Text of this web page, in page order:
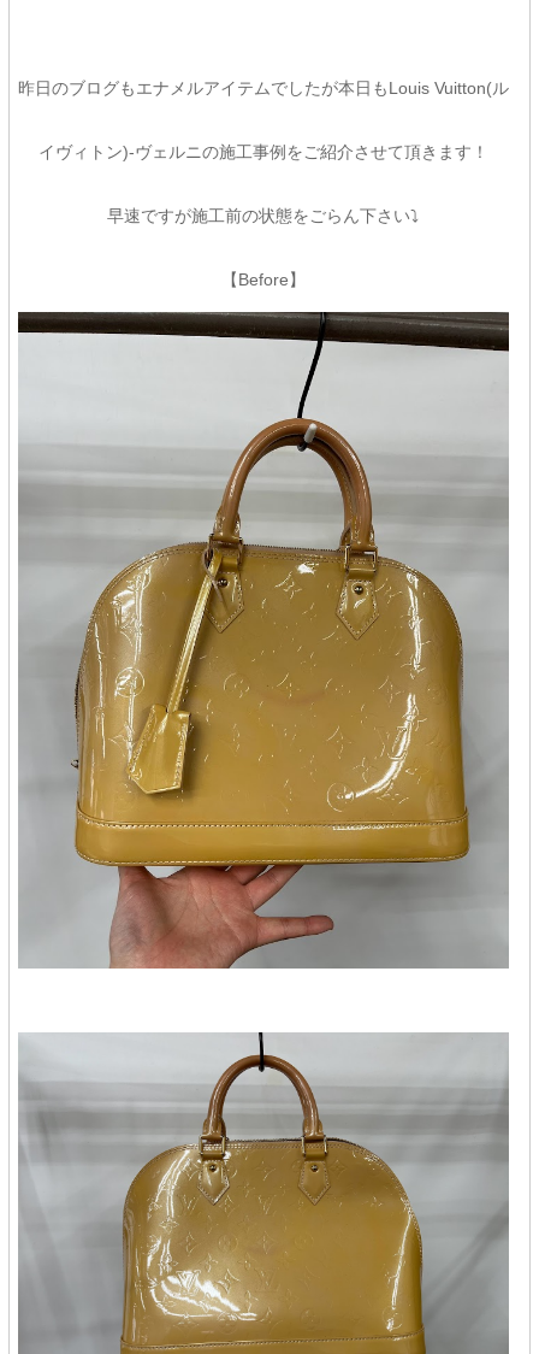
昨日のブログもエナメルアイテムでしたが本日もLouis Vuitton(ル
イヴィトン)-ヴェルニの施工事例をご紹介させて頂きます！
早速ですが施工前の状態をごらん下さい⤵
【Before】